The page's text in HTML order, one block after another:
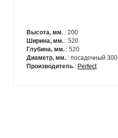
Высота, мм. : 200
Ширина, мм. : 520
Глубина, мм. : 520
Диаметр, мм. : посадочный 300
Производитель : Perfect